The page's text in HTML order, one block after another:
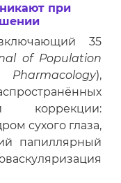
при
35
of Population
),
коррекции:
сухого глаза,
папиллярный